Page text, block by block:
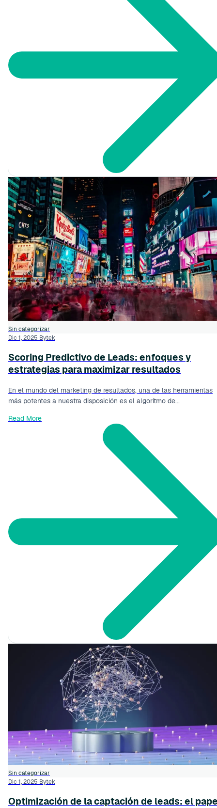
Sin categorizar
Dic 1, 2025 Bytek
Scoring Predictivo de Leads: enfoques y
estrategias para maximizar resultados
En el mundo del marketing de resultados, una de las herramientas
más potentes a nuestra disposición es el algoritmo de...
Read More
Sin categorizar
Dic 1, 2025 Bytek
Optimización de la captación de leads: el